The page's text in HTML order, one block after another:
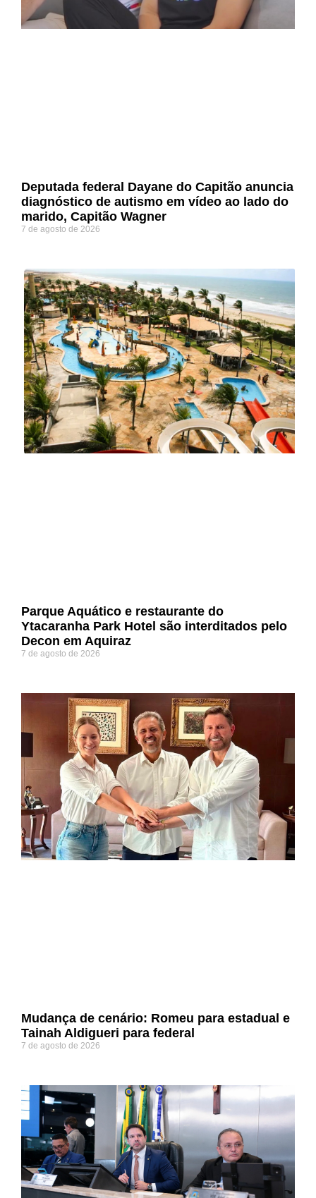
Deputada federal Dayane do Capitão anuncia
diagnóstico de autismo em vídeo ao lado do
marido, Capitão Wagner
7 de agosto de 2026
Parque Aquático e restaurante do
Ytacaranha Park Hotel são interditados pelo
Decon em Aquiraz
7 de agosto de 2026
Mudança de cenário: Romeu para estadual e
Tainah Aldigueri para federal
7 de agosto de 2026